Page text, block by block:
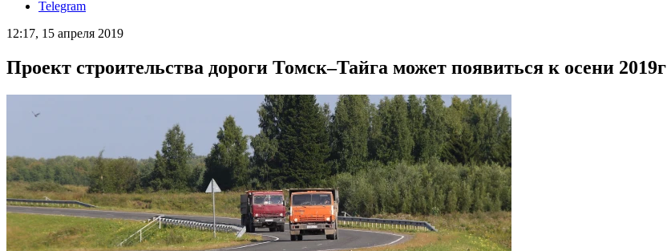
Telegram
12:17, 15 апреля 2019
Проект строительства дороги Томск–Тайга может появиться к осени 2019г